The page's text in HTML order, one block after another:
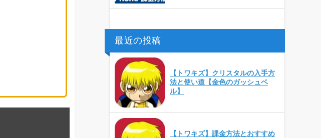
最近の投稿
【トワキズ】クリスタルの入手方
法と使い道【金色のガッシュベ
ル】
【トワキズ】課金方法とおすすめ